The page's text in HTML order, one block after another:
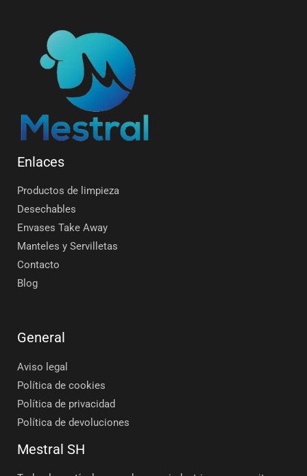
Enlaces
Productos de limpieza
Desechables
Envases Take Away
Manteles y Servilletas
Contacto
Blog
General
Aviso legal
Política de cookies
Política de privacidad
Política de devoluciones
Mestral SH